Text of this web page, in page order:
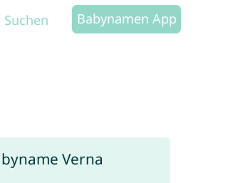
Babynamen App